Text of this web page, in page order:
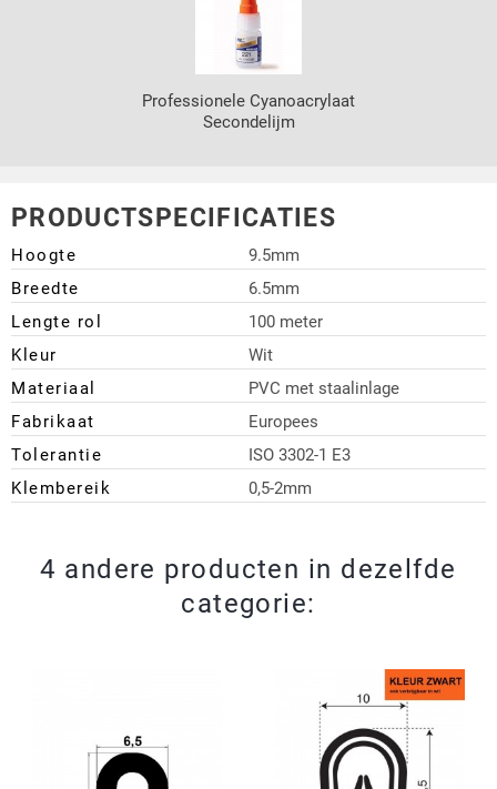
Professionele Cyanoacrylaat
Secondelijm
PRODUCTSPECIFICATIES
Hoogte
9.5mm
Breedte
6.5mm
Lengte rol
100 meter
Kleur
Wit
Materiaal
PVC met staalinlage
Fabrikaat
Europees
Tolerantie
ISO 3302-1 E3
Klembereik
0,5-2mm
4 andere producten in dezelfde
categorie: